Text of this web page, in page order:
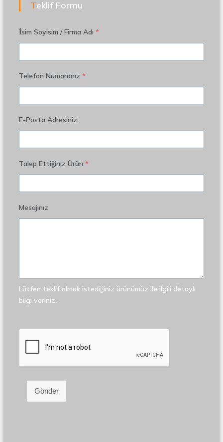
Teklif Formu
İsim Soyisim / Firma Adı *
Telefon Numaranız *
E-Posta Adresiniz
Talep Ettiğiniz Ürün *
Mesajınız
Lütfen teklif almak istediğiniz ürünümüz ile ilgili detaylı
bilgi veriniz.
Gönder